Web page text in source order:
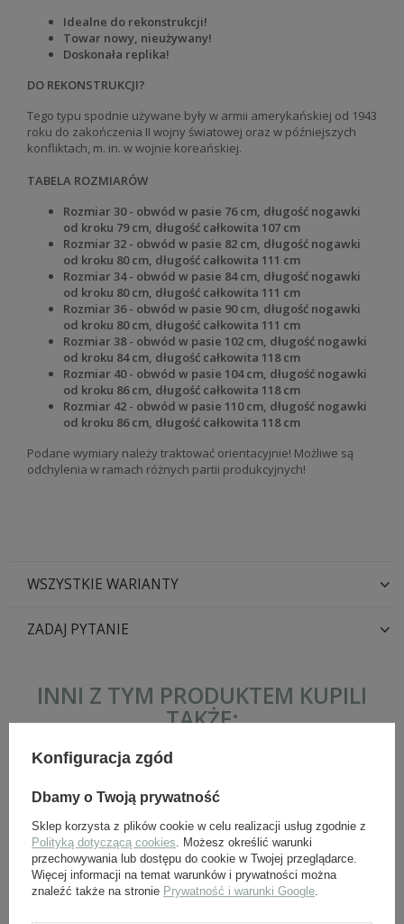
Idealne do rekonstrukcji!
Towar nowy, nieużywany!
Doskonała replika!
DO REKONSTRUKCJI?
Tego typu spodnie używane były w armii amerykańskiej od 1943
roku do zakończenia II wojny światowej oraz w późniejszych
konfliktach, m. in. w wojnie koreańskiej.
TABELA ROZMIARÓW
Rozmiar 30 - obwód w pasie 76 cm, długość nogawki
od kroku 79 cm, długość całkowita 107 cm
Rozmiar 32 - obwód w pasie 82 cm, długość nogawki
od kroku 80 cm, długość całkowita 111 cm
Rozmiar 34 - obwód w pasie 84 cm, długość nogawki
od kroku 80 cm, długość całkowita 111 cm
Rozmiar 36 - obwód w pasie 90 cm, długość nogawki
od kroku 80 cm, długość całkowita 111 cm
Rozmiar 38 - obwód w pasie 102 cm, długość nogawki
od kroku 84 cm, długość całkowita 118 cm
Rozmiar 40 - obwód w pasie 104 cm, długość nogawki
od kroku 86 cm, długość całkowita 118 cm
Rozmiar 42 - obwód w pasie 110 cm, długość nogawki
od kroku 86 cm, długość całkowita 118 cm
Podane wymiary należy traktować orientacyjnie! Możliwe są
odchylenia w ramach różnych partii produkcyjnych!
WSZYSTKIE WARIANTY
ZADAJ PYTANIE
INNI Z TYM PRODUKTEM KUPILI
TAKŻE:
Konfiguracja zgód
Dbamy o Twoją prywatność
Sklep korzysta z plików cookie w celu realizacji usług zgodnie z
Polityką dotyczącą cookies . Możesz określić warunki
przechowywania lub dostępu do cookie w Twojej przeglądarce.
Więcej informacji na temat warunków i prywatności można
znaleźć także na stronie Prywatność i warunki Google